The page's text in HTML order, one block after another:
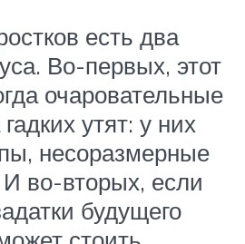
есть два
Во-первых, этот
очаровательные
утят: у них
несоразмерные
И во-вторых, если
будущего